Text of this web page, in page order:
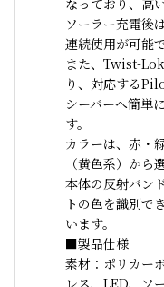
なっており、高
ソーラー充電後
連続使用が可能で
また、Twist-
り、対応する
シーバーへ簡単
す。
カラーは、赤・
（黄色系）から
本体の反射バン
トの色を識別で
います。
■製品仕様
素材：ポリカー